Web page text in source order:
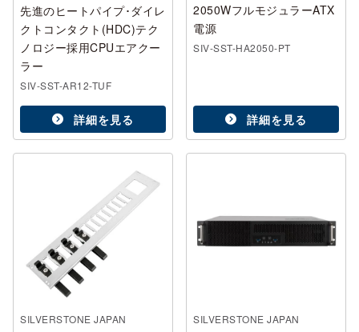
先進のヒートパイプ･ダイレ
クトコンタクト(HDC)テク
ノロジー採用CPUエアクー
ラー
SIV-SST-AR12-TUF
詳細を見る
2050WフルモジュラーATX
電源
SIV-SST-HA2050-PT
詳細を見る
SILVERSTONE JAPAN SILVERSTONE JAPAN